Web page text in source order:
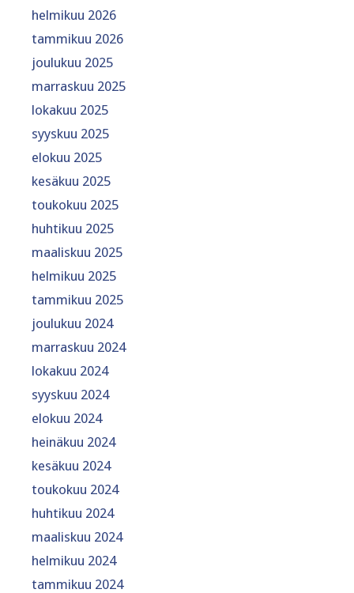
helmikuu 2026
tammikuu 2026
joulukuu 2025
marraskuu 2025
lokakuu 2025
syyskuu 2025
elokuu 2025
kesäkuu 2025
toukokuu 2025
huhtikuu 2025
maaliskuu 2025
helmikuu 2025
tammikuu 2025
joulukuu 2024
marraskuu 2024
lokakuu 2024
syyskuu 2024
elokuu 2024
heinäkuu 2024
kesäkuu 2024
toukokuu 2024
huhtikuu 2024
maaliskuu 2024
helmikuu 2024
tammikuu 2024